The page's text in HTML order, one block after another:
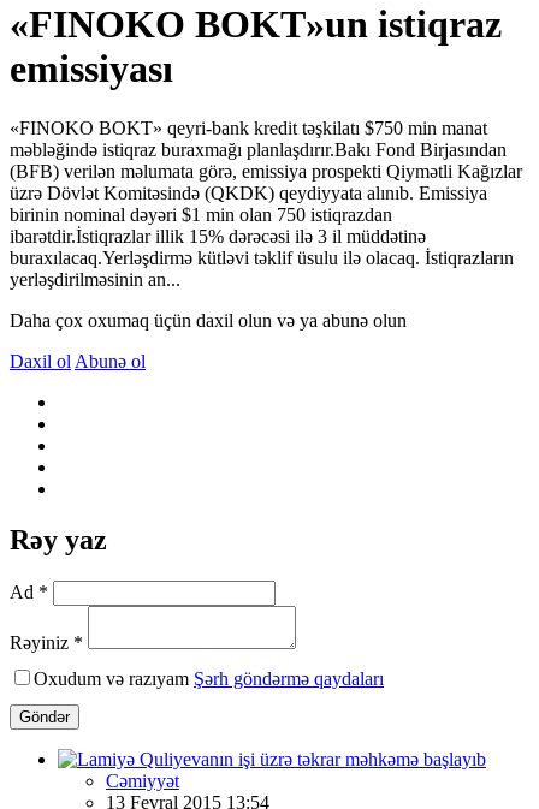
«FINOKO BOKT»un istiqraz
emissiyası
«FINOKO BOKT» qeyri-bank kredit təşkilatı $750 min manat
məbləğində istiqraz buraxmağı planlaşdırır.Bakı Fond Birjasından
(BFB) verilən məlumata görə, emissiya prospekti Qiymətli Kağızlar
üzrə Dövlət Komitəsində (QKDK) qeydiyyata alınıb. Emissiya
birinin nominal dəyəri $1 min olan 750 istiqrazdan
ibarətdir.İstiqrazlar illik 15% dərəcəsi ilə 3 il müddətinə
buraxılacaq.Yerləşdirmə kütləvi təklif üsulu ilə olacaq. İstiqrazların
yerləşdirilməsinin an...
Daha çox oxumaq üçün daxil olun və ya abunə olun
Daxil ol Abunə ol
Rəy yaz
Ad *
Rəyiniz *
Oxudum və razıyam Şərh göndərmə qaydaları
Göndər
Cəmiyyət
13 Fevral 2015 13:54